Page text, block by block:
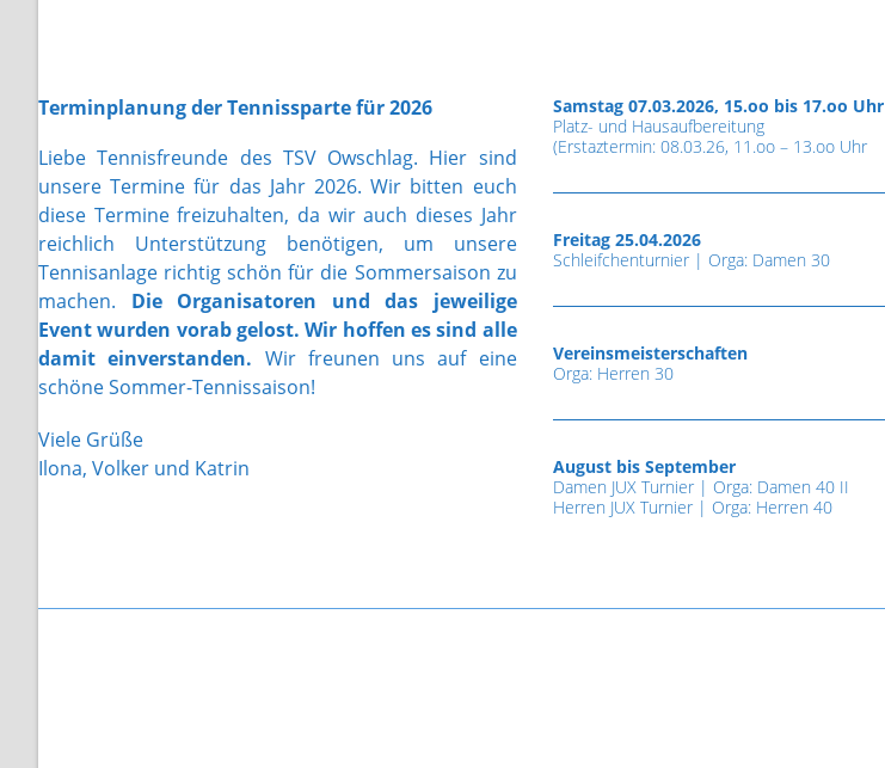
Terminplanung der Tennissparte für 2026
Liebe Tennisfreunde des TSV Owschlag. Hier sind
unsere Termine für das Jahr 2026. Wir bitten euch
diese Termine freizuhalten, da wir auch dieses Jahr
reichlich Unterstützung benötigen, um unsere
Tennisanlage richtig schön für die Sommersaison zu
machen. Die Organisatoren und das jeweilige
Event wurden vorab gelost. Wir hoffen es sind alle
damit einverstanden. Wir freunen uns auf eine
schöne Sommer-Tennissaison!
Viele Grüße
Ilona, Volker und Katrin
Samstag 07.03.2026, 15.oo bis 17.oo Uhr
Platz- und Hausaufbereitung
(Erstaztermin: 08.03.26, 11.oo – 13.oo Uhr
Freitag 25.04.2026
Schleifchenturnier | Orga: Damen 30
Vereinsmeisterschaften
Orga: Herren 30
August bis September
Damen JUX Turnier | Orga: Damen 40 II
Herren JUX Turnier | Orga: Herren 40